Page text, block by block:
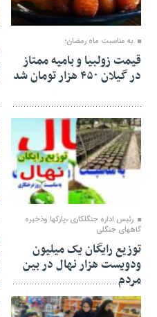
۳۰ بهمن ۱۴۰۴
به مناسبت ماه رمضان؛
قیمت زولبیا و بامیه ممتاز
در گیلان ۴۵۰ هزار تومان شد
رئیس اداره جنگلکاری ،پارکها وذخیره
گاههای جنگلی
توزیع رایگان یک میلیون
ودویست هزار نهال در بین
مردم